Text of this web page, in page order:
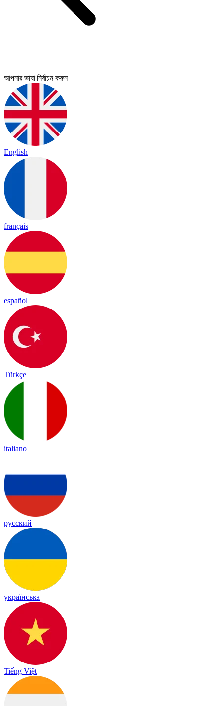
আপনার ভাষা নির্বাচন করুন
English
français
español
Türkçe
italiano
русский
українська
Tiếng Việt